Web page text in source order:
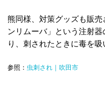
熊同様、対策グッズも販
ンリムーバ」という注射
り、刺されたときに毒を吸
参照： 虫刺され｜吹田市